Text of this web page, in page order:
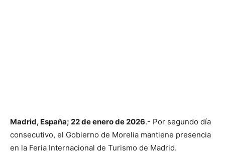
Madrid, España; 22 de enero de 2026.- Por segundo día
consecutivo, el Gobierno de Morelia mantiene presencia
en la Feria Internacional de Turismo de Madrid.